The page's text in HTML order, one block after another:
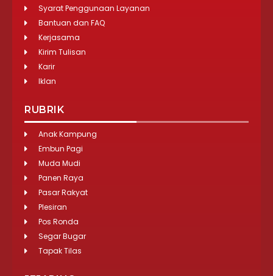
Syarat Penggunaan Layanan
Bantuan dan FAQ
Kerjasama
Kirim Tulisan
Karir
Iklan
RUBRIK
Anak Kampung
Embun Pagi
Muda Mudi
Panen Raya
Pasar Rakyat
Plesiran
Pos Ronda
Segar Bugar
Tapak Tilas